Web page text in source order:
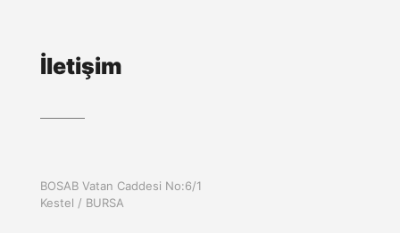
İletişim
BOSAB Vatan Caddesi No:6/1
Kestel / BURSA